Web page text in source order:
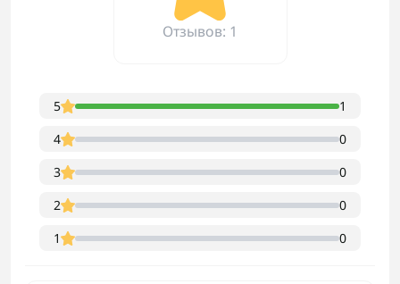
Отзывов: 1
5
1
4
0
3
0
2
0
1
0